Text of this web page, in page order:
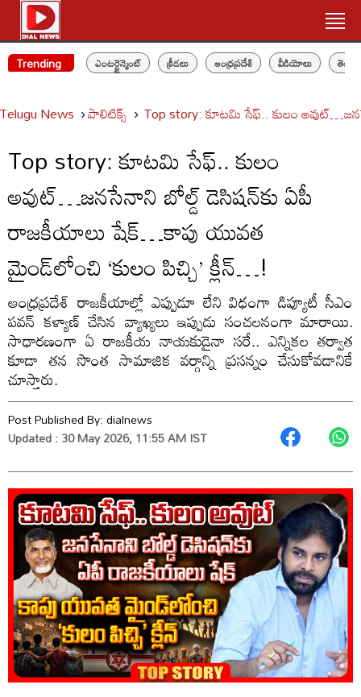
Trending ఎంటర్టైన్మెంట్ క్రీడలు ఆంధ్రప్రదేశ్ వీడియోలు
Telugu News పాలిటిక్స్‌ Top story: కూటమి సేఫ్.. కులం
Top story: కూటమి సేఫ్.. కులం
అవుట్…జనసేనాని బోల్డ్ డెసిషన్‌కు ఏపీ
రాజకీయాలు షేక్…కాపు యువత
మైండ్‌లోంచి ‘కులం పిచ్చి’ క్లీన్…!
ఆంధ్రప్రదేశ్ రాజకీయాల్లో ఎప్పుడూ లేని విధంగా డిప్యూటీ సీఎం
పవన్ కళ్యాణ్ చేసిన వ్యాఖ్యలు ఇప్పుడు సంచలనంగా మారాయి.
సాధారణంగా ఏ రాజకీయ నాయకుడైనా సరే.. ఎన్నికల తర్వాత
కూడా తన సొంత సామాజిక వర్గాన్ని ప్రసన్నం చేసుకోవడానికే
చూస్తారు.
Post Published By:dialnews
Updated : 30 May 2026, 11:55 AM IST